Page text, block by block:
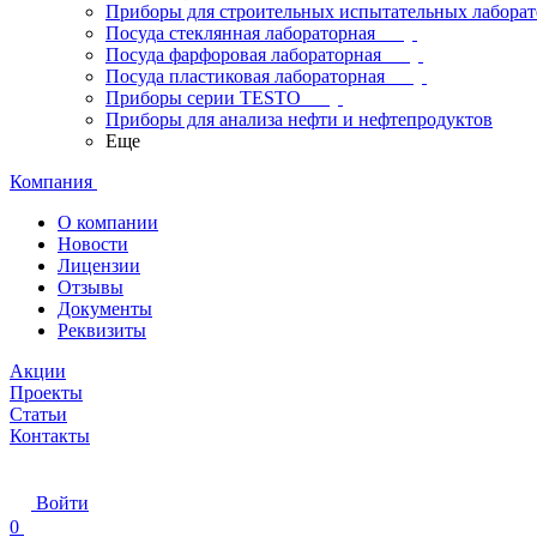
Приборы для строительных испытательных
Посуда стеклянная лабораторная
Посуда фарфоровая лабораторная
Посуда пластиковая лабораторная
Приборы серии TESTO
Приборы для анализа нефти и нефтепродуктов
Еще
Компания
О компании
Новости
Лицензии
Отзывы
Документы
Реквизиты
Акции
Проекты
Статьи
Контакты
Войти
0